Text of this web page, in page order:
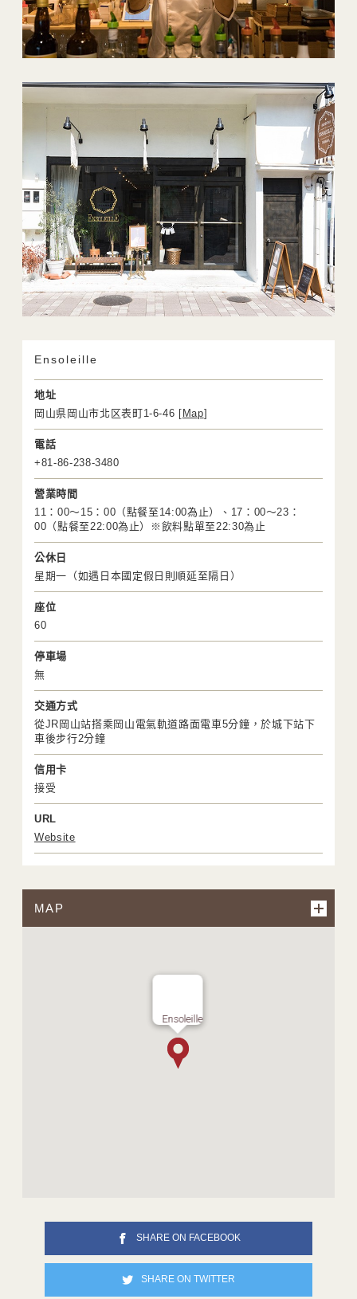
Ensoleille
地址
岡山県岡山市北区表町1-6-46 [ Map]
電話
+81-86-238-3480
營業時間
11：00～15：00（點餐至14:00為止）、17：00～23：
00（點餐至22:00為止）※飲料點單至22:30為止
公休日
星期一（如遇日本國定假日則順延至隔日）
座位
60
停車場
無
交通方式
從JR岡山站搭乘岡山電氣軌道路面電車5分鐘，於城下站下
車後步行2分鐘
信用卡
接受
URL
Website
MAP
Ensoleille
SHARE ON FACEBOOK
SHARE ON TWITTER